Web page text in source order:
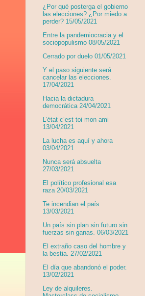
¿Por qué posterga el gobierno
las elecciones? ¿Por miedo a
perder? 15/05/2021
Entre la pandemiocracia y el
sociopopulismo 08/05/2021
Cerrado por duelo 01/05/2021
Y el paso siguiente será
cancelar las elecciones.
17/04/2021
Hacia la dictadura
democrática 24/04/2021
L’état c’est toi mon ami
13/04/2021
La lucha es aquí y ahora
03/04/2021
Nunca será absuelta
27/03/2021
El político profesional esa
raza 20/03/2021
Te incendian el país
13/03/2021
Un país sin plan sin futuro sin
fuerzas sin ganas. 06/03/2021
El extraño caso del hombre y
la bestia. 27/02/2021
El día que abandonó el poder.
13/02/2021
Ley de alquileres.